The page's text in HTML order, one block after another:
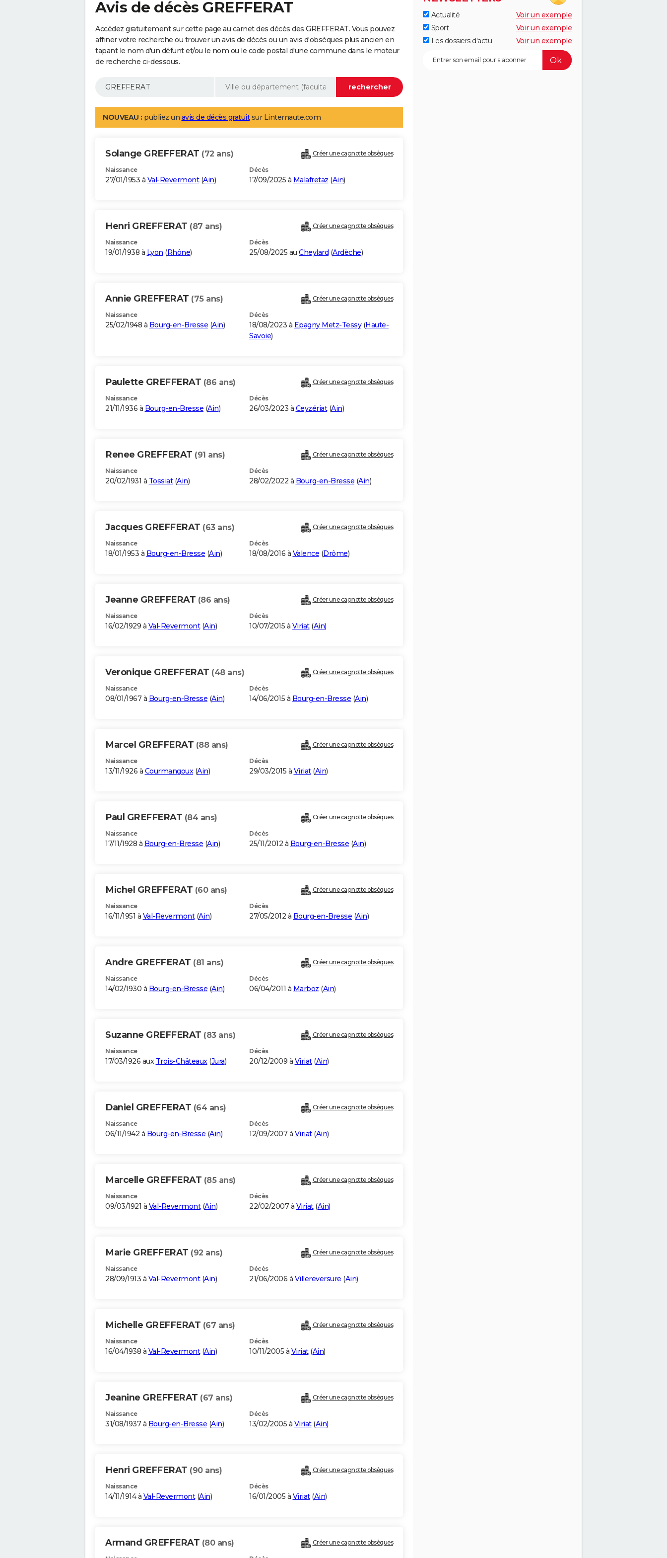
Avis de décès GREFFERAT
Accédez gratuitement sur cette page au carnet des décès des GREFFERAT. Vous pouvez
affiner votre recherche ou trouver un avis de décès ou un avis d'obsèques plus ancien en
tapant le nom d'un défunt et/ou le nom ou le code postal d'une commune dans le moteur
de recherche ci-dessous.
NOUVEAU : publiez un avis de décès gratuitsur Linternaute.com
Solange GREFFERAT (72 ans) Créer une cagnotte obsèques
Naissance
27/01/1953 à Val-Revermont(Ain)
Décès
17/09/2025 à Malafretaz (Ain)
Henri GREFFERAT (87 ans) Créer une cagnotte obsèques
Naissance
19/01/1938 à Lyon (Rhône)
Décès
25/08/2025 au Cheylard (Ardèche)
Annie GREFFERAT (75 ans) Créer une cagnotte obsèques
Naissance
25/02/1948 à Bourg-en-Bresse (Ain)
Décès
18/08/2023 à Epagny Metz-Tessy(Haute-
Savoie)
Paulette GREFFERAT (86 ans) Créer une cagnotte obsèques
Naissance
21/11/1936 à Bourg-en-Bresse (Ain)
Décès
26/03/2023 à Ceyzériat(Ain)
Renee GREFFERAT (91 ans) Créer une cagnotte obsèques
Naissance
20/02/1931 à Tossiat(Ain)
Décès
28/02/2022 à Bourg-en-Bresse (Ain)
Jacques GREFFERAT (63 ans) Créer une cagnotte obsèques
Naissance
18/01/1953 à Bourg-en-Bresse (Ain)
Décès
18/08/2016 à Valence (Drôme)
Jeanne GREFFERAT (86 ans) Créer une cagnotte obsèques
Naissance
16/02/1929 à Val-Revermont(Ain)
Décès
10/07/2015 à Viriat(Ain)
Veronique GREFFERAT (48 ans) Créer une cagnotte obsèques
Naissance
08/01/1967 à Bourg-en-Bresse (Ain)
Décès
14/06/2015 à Bourg-en-Bresse (Ain)
Marcel GREFFERAT (88 ans) Créer une cagnotte obsèques
Naissance
13/11/1926 à Courmangoux(Ain)
Décès
29/03/2015 à Viriat(Ain)
Paul GREFFERAT (84 ans) Créer une cagnotte obsèques
Naissance
17/11/1928 à Bourg-en-Bresse (Ain)
Décès
25/11/2012 à Bourg-en-Bresse (Ain)
Michel GREFFERAT (60 ans) Créer une cagnotte obsèques
Naissance
16/11/1951 à Val-Revermont(Ain)
Décès
27/05/2012 à Bourg-en-Bresse (Ain)
Andre GREFFERAT (81 ans) Créer une cagnotte obsèques
Naissance
14/02/1930 à Bourg-en-Bresse (Ain)
Décès
06/04/2011 à Marboz (Ain)
Suzanne GREFFERAT (83 ans) Créer une cagnotte obsèques
Naissance
17/03/1926 aux Trois-Châteaux(Jura)
Décès
20/12/2009 à Viriat(Ain)
Daniel GREFFERAT (64 ans) Créer une cagnotte obsèques
Naissance
06/11/1942 à Bourg-en-Bresse (Ain)
Décès
12/09/2007 à Viriat(Ain)
Marcelle GREFFERAT (85 ans) Créer une cagnotte obsèques
Naissance
09/03/1921 à Val-Revermont(Ain)
Décès
22/02/2007 à Viriat(Ain)
Marie GREFFERAT (92 ans) Créer une cagnotte obsèques
Naissance
28/09/1913 à Val-Revermont(Ain)
Décès
21/06/2006 à Villereversure (Ain)
Michelle GREFFERAT (67 ans) Créer une cagnotte obsèques
Naissance
16/04/1938 à Val-Revermont(Ain)
Décès
10/11/2005 à Viriat(Ain)
Jeanine GREFFERAT (67 ans) Créer une cagnotte obsèques
Naissance
31/08/1937 à Bourg-en-Bresse (Ain)
Décès
13/02/2005 à Viriat(Ain)
Henri GREFFERAT (90 ans) Créer une cagnotte obsèques
Naissance
14/11/1914 à Val-Revermont(Ain)
Décès
16/01/2005 à Viriat(Ain)
Armand GREFFERAT (80 ans) Créer une cagnotte obsèques
Actualité
Voir un exemple
Sport
Voir un exemple
Les dossiers d'actu
Voir un exemple